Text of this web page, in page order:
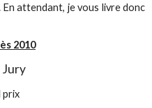
attendant, je vous livre donc
2010
Jury
prix